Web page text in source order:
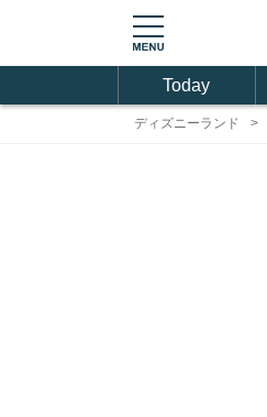
Today
ディズニーランド